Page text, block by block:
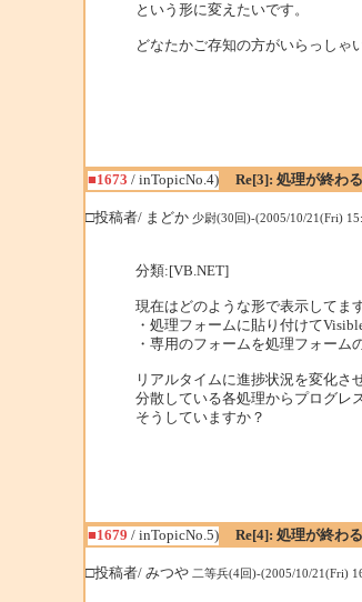
という形に変えたいです。
どなたかご存知の方がいらっしゃ
■1673 / inTopicNo.4)
Re[3]: 処理が終わ
□投稿者/ まどか 少尉(30回)-(2005/10/21(Fri)
分類:[VB.NET]
現在はどのような形で表示してま
・処理フォームに貼り付けて
・専用のフォームを処理フォーム
リアルタイムに進捗状況を変化さ
分散している各処理からプログレ
そうしていますか？
■1679 / inTopicNo.5)
Re[4]: 処理が終わ
□投稿者/ みつや 二等兵(4回)-(2005/10/21(Fri)